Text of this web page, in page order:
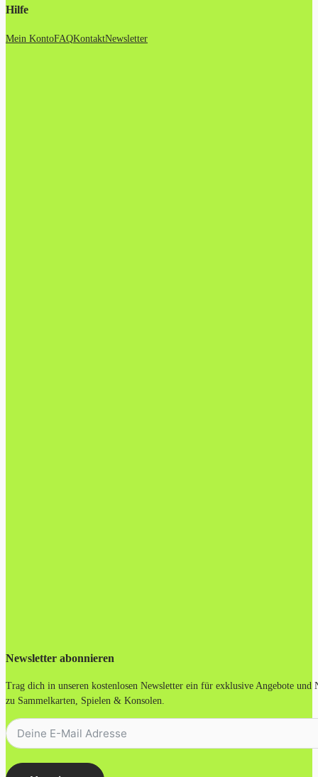
Hilfe
Mein KontoFAQKontaktNewsletter
Newsletter abonnieren
Trag dich in unseren kostenlosen Newsletter ein für exklusive Angebote und
zu Sammelkarten, Spielen & Konsolen.